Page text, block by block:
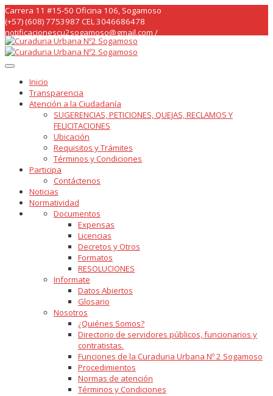
Skip
to
content
Carrera 11 #15-50 Oficina 106, Sogamoso
(+57) (608) 7753987 CEL 3046686478
notificacionescu2sogamoso@gmail.com /
curaduria2sogamoso@gmail.com /
Inicio
Transparencia
Atención a la Ciudadanía
SUGERENCIAS, PETICIONES, QUEJAS, RECLAMOS Y
FELICITACIONES
Ubicación
Requisitos y Trámites
Términos y Condiciones
Participa
Contáctenos
Noticias
Normatividad
Documentos
Expensas
Licencias
Decretos y Otros
Formatos
RESOLUCIONES
Informate
Datos Abiertos
Glosario
Nosotros
¿Quiénes Somos?
Directorio de servidores públicos, funcionarios y
contratistas.
Funciones de la Curaduria Urbana Nº 2 Sogamoso
Procedimientos
Normas de atención
Términos y Condiciones